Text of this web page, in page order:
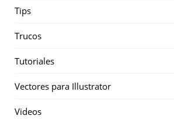
Tips
Trucos
Tutoriales
Vectores para Illustrator
Videos